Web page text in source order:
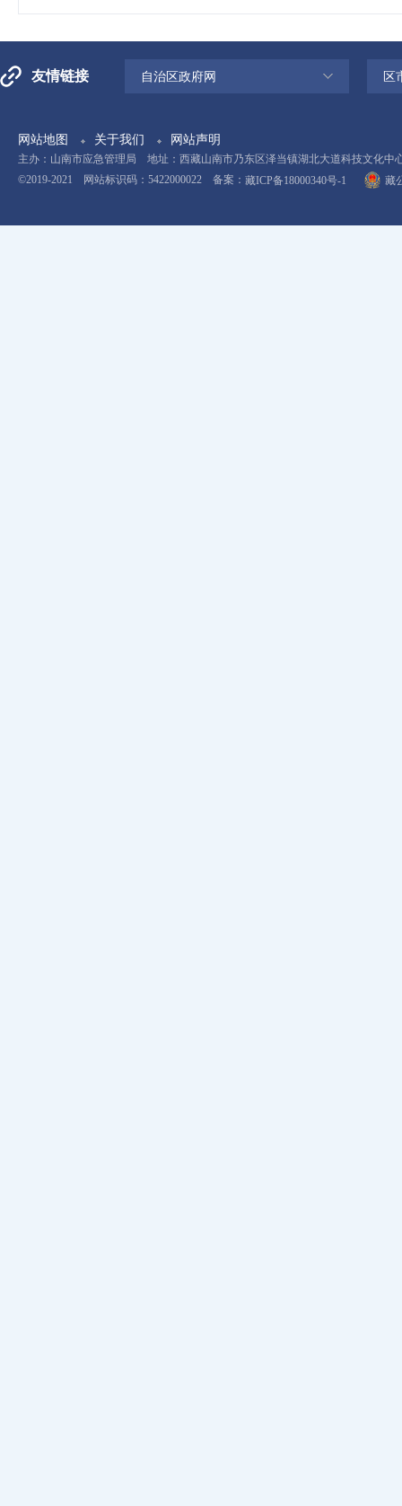
友情链接 自治区政府网 区
网站地图 关于我们 网站声明
主办：山南市应急管理局 地址：西藏山南市乃东区泽当镇湖北大道科技文化中
©2019-2021 网站标识码：5422000022 备案： 藏ICP备18000340号-1 藏